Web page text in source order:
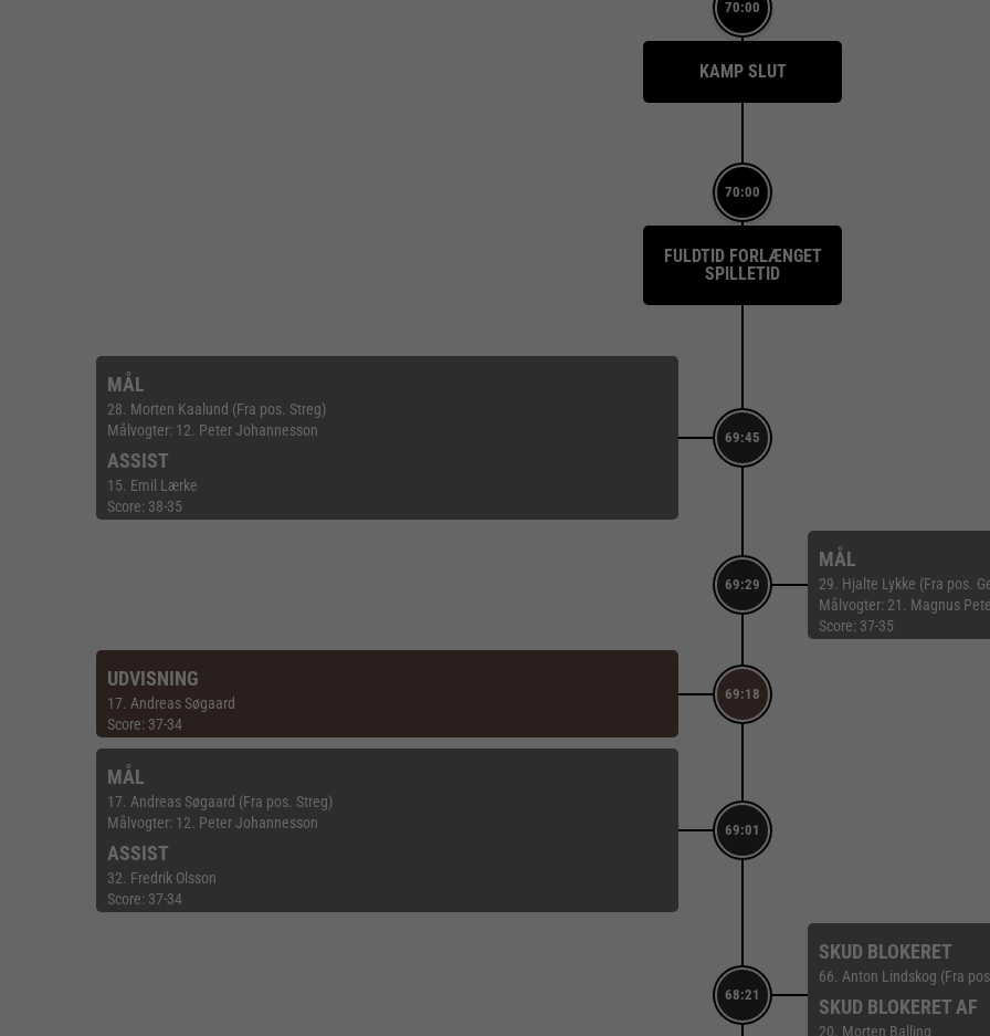
70:00
KAMP SLUT
70:00
FULDTID FORLÆNGET
SPILLETID
69:45
MÅL
28. Morten Kaalund (Fra pos. Streg)
Målvogter: 12. Peter Johannesson
ASSIST
15. Emil Lærke
Score: 38-35
69:29
MÅL
29. Hjalte Lykke (Fra pos.
Målvogter: 21. Magnus
Score: 37-35
69:18
UDVISNING
17. Andreas Søgaard
Score: 37-34
69:01
MÅL
17. Andreas Søgaard (Fra pos. Streg)
Målvogter: 12. Peter Johannesson
ASSIST
32. Fredrik Olsson
Score: 37-34
68:21
SKUD BLOKERET
66. Anton Lindskog (Fra
SKUD BLOKERET AF
20. Morten Balling